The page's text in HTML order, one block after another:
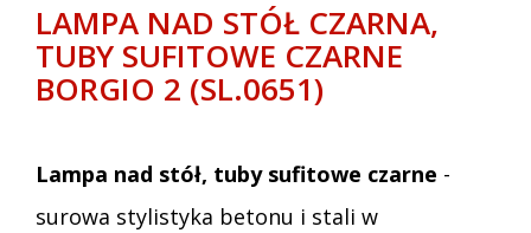
LAMPA NAD STÓŁ CZARNA,
TUBY SUFITOWE CZARNE
BORGIO 2 (SL.0651)
Lampa nad stół, tuby sufitowe czarne -
surowa stylistyka betonu i stali w